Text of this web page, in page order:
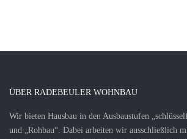
ÜBER RADEBEULER WOHNBAU
Wir bieten Hausbau in den Ausbaustufen
und „Rohbau“. Dabei arbeiten wir ausschließlich